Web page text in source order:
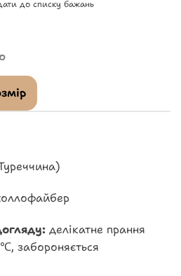
до списку бажань
делікатне прання
забороняється